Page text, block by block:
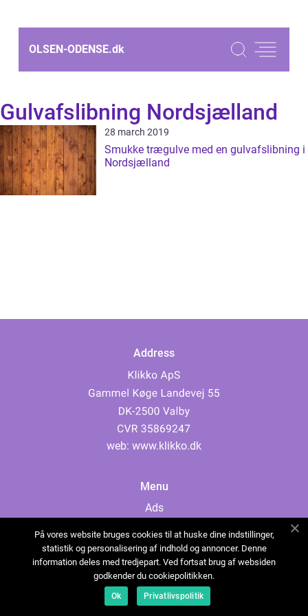
OLSEN-ODENSE.dk
Gulvafslibning Nordsjælland
28 march 2019
Smukke trægulve med en gulvafslibning i
Nordsjælland
Address
web: www.klikko.dk
Menu
Ads
Cookies
Contact
Sitemap
På vores website bruges cookies til at huske dine indstillinger,
statistik og personalisering af indhold og annoncer. Denne
information deles med tredjepart. Ved fortsat brug af websiden
godkender du cookiepolitikken.
Ok Privatlivspolitik